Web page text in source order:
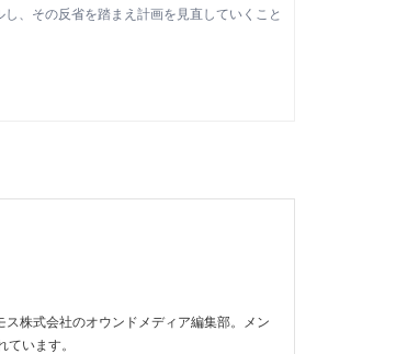
、その反省を踏まえ計画を見直していくこと
株式会社のオウンドメディア編集部。メン
います。